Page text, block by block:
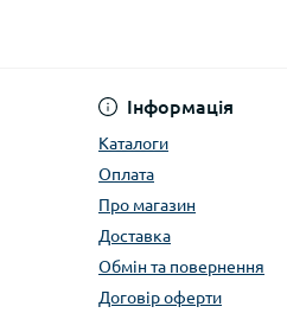
Інформація
Каталоги
Оплата
Про магазин
Доставка
Обмін та повернення
Договір оферти